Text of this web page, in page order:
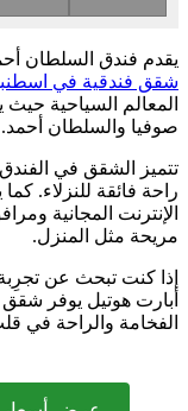
يقدم فندق السلطان
شقق فندقية في
المعالم السياحية
صوفيا والسلطان أحمد.
تتميز الشقق في
راحة فائقة للنزلاء.
الإنترنت المجانية
مريحة مثل المنزل.
إذا كنت تبحث عن
أبارت هوتيل يوفر
الفخامة والراحة في